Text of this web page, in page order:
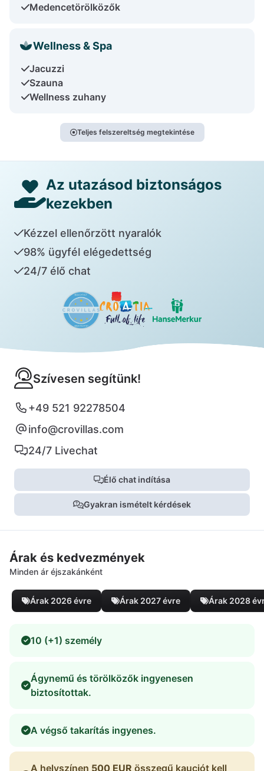
Medencetörölközők
Wellness & Spa
Jacuzzi
Szauna
Wellness zuhany
Teljes felszereltség megtekintése
Az utazásod biztonságos
kezekben
Kézzel ellenőrzött nyaralók
98% ügyfél elégedettség
24/7 élő chat
Szívesen segítünk!
+49 521 92278504
info@crovillas.com
24/7 Livechat
Élő chat indítása
Gyakran ismételt kérdések
Árak és kedvezmények
Minden ár éjszakánként
Árak 2026 évre Árak 2027 évre Árak 2028
10 (+1) személy
Ágynemű és törölközők ingyenesen
biztosítottak.
A végső takarítás ingyenes.
A helyszínen 500 EUR összegű kauciót kell